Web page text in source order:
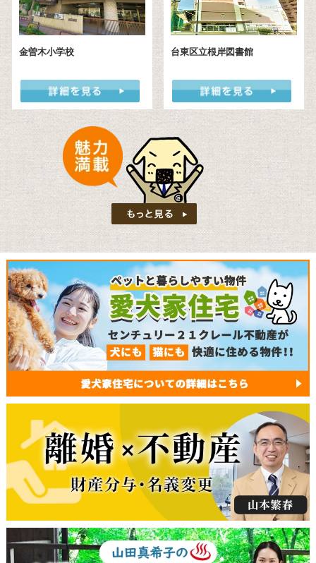
6,280万円
荒川区東日暮里2丁目 34-6
東京メトロ日比谷線線三ノ輪駅/徒
歩9分
暮らしやすさを備えた東日暮里の住まい/複数路線利用
可/6階部分 2LDK/ペット飼育可。
メインステージ東日暮里2
ペット可
マンション
15,800万円
荒川区西日暮里2丁目
ＪＲ山手線線日暮里駅/徒歩6分
日暮里駅ペデストリアンデッキで直結。36階南向き眺望
良好リノベ済み３LDK
ステーションガーデンタワー
9,490万円
ＪＲ山手線線鶯谷駅/徒歩9分
フルリノベーション物件・鶯谷駅歩9分日暮里駅歩11分・
南向き角部屋3LDK
コスモ東日暮里ガーデンフォート
マンション
レジェンド浅草